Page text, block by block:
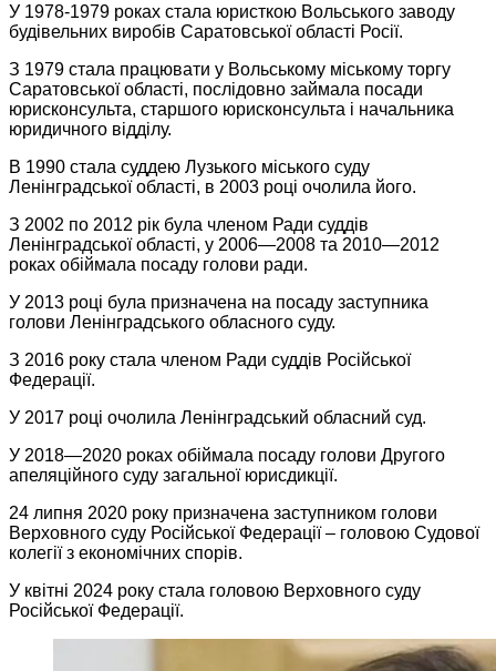
У 1978-1979 роках стала юристкою Вольського заводу
будівельних виробів Саратовської області Росії.
З 1979 стала працювати у Вольському міському торгу
Саратовської області, послідовно займала посади
юрисконсульта, старшого юрисконсульта і начальника
юридичного відділу.
В 1990 стала суддею Лузького міського суду
Ленінградської області, в 2003 році очолила його.
З 2002 по 2012 рік була членом Ради суддів
Ленінградської області, у 2006—2008 та 2010—2012
роках обіймала посаду голови ради.
У 2013 році була призначена на посаду заступника
голови Ленінградського обласного суду.
З 2016 року стала членом Ради суддів Російської
Федерації.
У 2017 році очолила Ленінградський обласний суд.
У 2018—2020 роках обіймала посаду голови Другого
апеляційного суду загальної юрисдикції.
24 липня 2020 року призначена заступником голови
Верховного суду Російської Федерації – головою Судової
колегії з економічних спорів.
У квітні 2024 року стала головою Верховного суду
Російської Федерації.